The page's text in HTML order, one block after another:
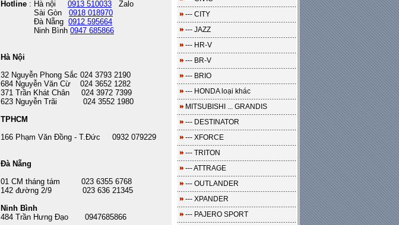
Hotline : Hà nội 0913 510033 Zalo
Sài Gòn 0918 018970
Đà Nẵng 0912 595664
Ninh Bình 0947 685866
Hà Nội
32 Nguyễn Phong Sắc 024 3793 2190
684 Nguyễn Văn Cừ 024 3652 1282
371 Trần Khát Chân 024 3972 7399
623 Nguyễn Trãi 024 3552 1980
TPHCM
166 Phạm Văn Đồng - T.Đức 0932 079229
Đà Nẵng
01 CM tháng tám 023 6355 6768
142 đường 2/9 023 636 21345
Ninh Bình
484 Trần Hưng Đạo 0947685866
--- CITY
--- JAZZ
--- HR-V
--- BR-V
--- BRIO
--- HONDA loại khác
MITSUBISHI ... GRANDIS
--- DESTINATOR
--- XFORCE
--- TRITON
--- ATTRAGE
--- OUTLANDER
--- XPANDER
--- PAJERO SPORT